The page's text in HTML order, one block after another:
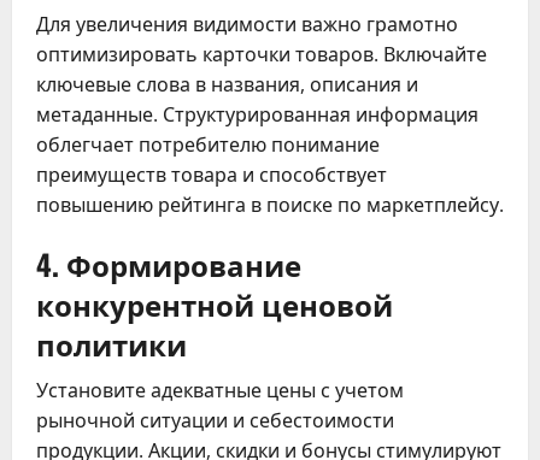
Для увеличения видимости важно грамотно
оптимизировать карточки товаров. Включайте
ключевые слова в названия, описания и
метаданные. Структурированная информация
облегчает потребителю понимание
преимуществ товара и способствует
повышению рейтинга в поиске по маркетплейсу.
4. Формирование
конкурентной ценовой
политики
Установите адекватные цены с учетом
рыночной ситуации и себестоимости
продукции. Акции, скидки и бонусы стимулируют